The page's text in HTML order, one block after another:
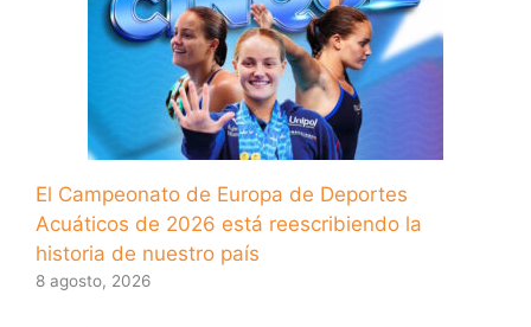
El Campeonato de Europa de Deportes
Acuáticos de 2026 está reescribiendo la
historia de nuestro país
8 agosto, 2026